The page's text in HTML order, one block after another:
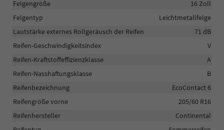
Felgengröße
16 Zoll
Felgentyp
Leichtmetallfelge
Lautstärke externes Rollgeräusch der Reifen
71 dB
Reifen-Geschwindigkeitsindex
V
Reifen-Kraftstoffeffizienzklasse
A
Reifen-Nasshaftungsklasse
B
Reifenbezeichnung
EcoContact 6
Reifengröße vorne
205/60 R16
Reifenhersteller
Continental